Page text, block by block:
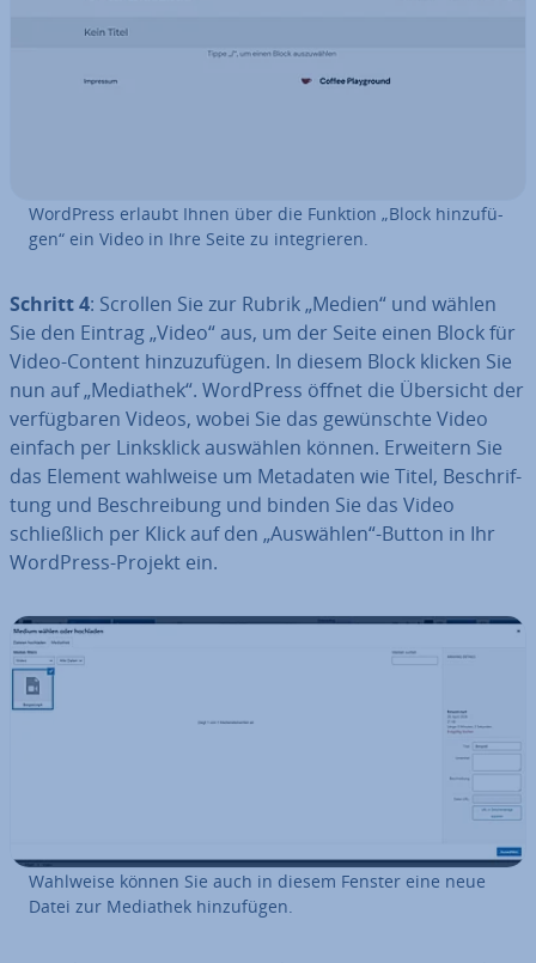
WordPress erlaubt Ihnen über die Funktion „Block hin­zu­fü­
gen“ ein Video in Ihre Seite zu in­te­grie­ren.
Schritt 4: Scrollen Sie zur Rubrik „Medien“ und wählen
Sie den Eintrag „Video“ aus, um der Seite einen Block für
Video-Content hin­zu­zu­fü­gen. In diesem Block klicken Sie
nun auf „Mediathek“. WordPress öffnet die Übersicht der
ver­füg­ba­ren Videos, wobei Sie das ge­wünsch­te Video
einfach per Links­klick auswählen können. Erweitern Sie
das Element wahlweise um Metadaten wie Titel, Be­schrif­
tung und Be­schrei­bung und binden Sie das Video
schließ­lich per Klick auf den „Auswählen“-Button in Ihr
WordPress-Projekt ein.
Wahlweise können Sie auch in diesem Fenster eine neue
Datei zur Mediathek hin­zu­fü­gen.